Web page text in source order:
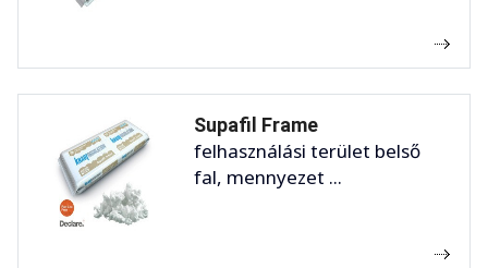
Supafil Frame
felhasználási terület belső
fal, mennyezet ...